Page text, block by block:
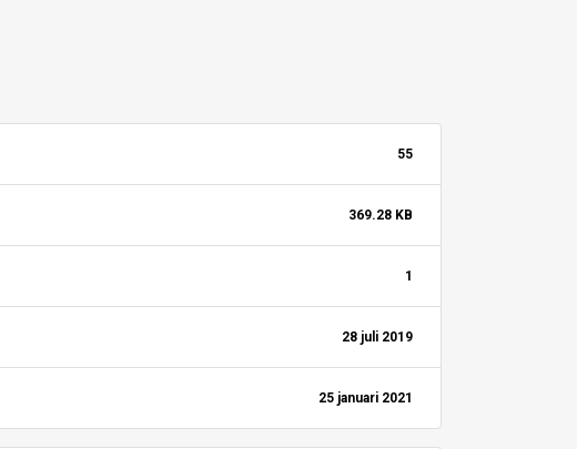
55
369.28 KB
1
28 juli 2019
25 januari 2021